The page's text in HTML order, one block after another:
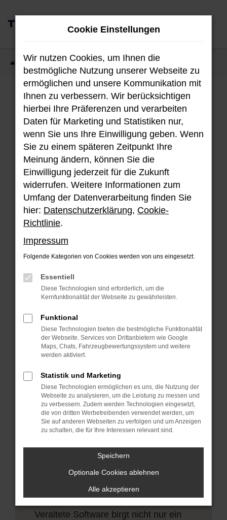
Zum
Hauptinhalt
Fahrzeug-Showroom
Unser aktuellen Bestand an Hyundai
Fahrzeugen.
Fehler: Network Error
Hier sind ein paar Tipps, die dir helfen
können:
Überprüfe deine Firewall und deine
Internetverbindung.
deine Suchmaschine?
Prüfe deine Browsererweiterungen.
Manche Erweiterungen, wie
bestimmter Seiten verhindern.
Funktioniert die Seite in einem anderen
Browser oder in einem privaten Fenster?
Starte dein Gerät neu.
vorübergehende Probleme zu beheben.
Stelle sicher, dass dein Browser und
dein Betriebssystem auf dem neuesten
Stand sind.
Veraltete Software birgt nicht nur ein
Cookie Einstellungen
Wir nutzen Cookies, um Ihnen die
bestmögliche Nutzung unserer Webseite zu
ermöglichen und unsere Kommunikation mit
Ihnen zu verbessern. Wir berücksichtigen
hierbei Ihre Präferenzen und verarbeiten
Daten für Marketing und Statistiken nur,
wenn Sie uns Ihre Einwilligung geben. Wenn
Sie zu einem späteren Zeitpunkt Ihre
Meinung ändern, können Sie die
Einwilligung jederzeit für die Zukunft
widerrufen. Weitere Informationen zum
Umfang der Datenverarbeitung finden Sie
hier: Datenschutzerklärung, Cookie-
Richtlinie.
Impressum
Folgende Kategorien von Cookies werden von uns eingesetzt:
Essentiell
Diese Technologien sind erforderlich, um die
Kernfunktionalität der Webseite zu gewährleisten.
Funktional
Diese Technologien bieten die bestmögliche Funktionalität
der Webseite. Services von Drittanbietern wie Google
Maps, Chats, Fahrzeugbewertungssystem und weitere
werden aktiviert.
Statistik und Marketing
Diese Technologien ermöglichen es uns, die Nutzung der
Webseite zu analysieren, um die Leistung zu messen und
zu verbessern. Zudem werden Technologien eingesetzt,
die von dritten Werbetreibenden verwendet werden, um
Sie auf anderen Webseiten zu verfolgen und um Anzeigen
zu schalten, die für Ihre Interessen relevant sind.
Speichern
Optionale Cookies ablehnen
Alle akzeptieren